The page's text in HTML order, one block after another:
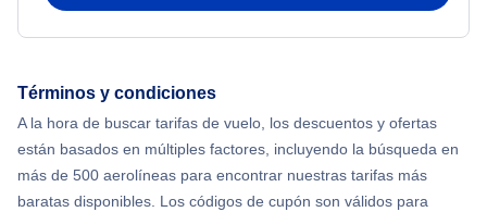
Términos y condiciones
A la hora de buscar tarifas de vuelo, los descuentos y ofertas
están basados en múltiples factores, incluyendo la búsqueda en
más de 500 aerolíneas para encontrar nuestras tarifas más
baratas disponibles. Los códigos de cupón son válidos para